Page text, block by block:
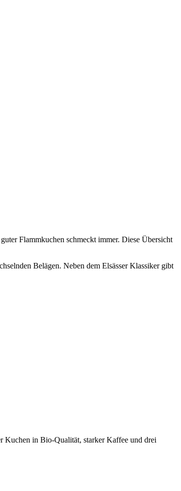
Flammkuchen schmeckt immer. Diese Übersicht
Belägen. Neben dem Elsässer Klassiker gibt
Kuchen in Bio-Qualität, starker Kaffee und drei